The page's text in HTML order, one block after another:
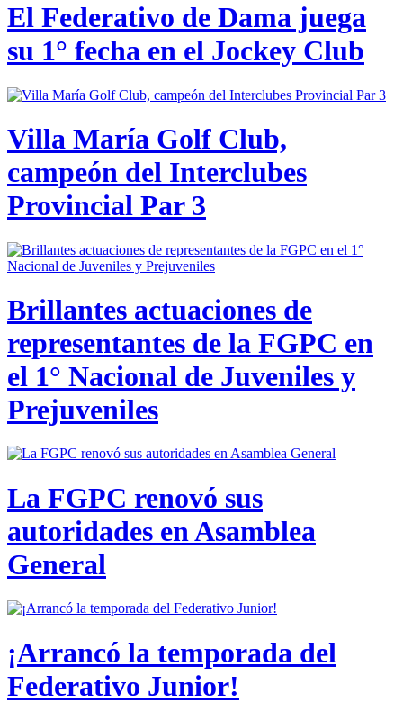
El Federativo de Dama juega
su 1° fecha en el Jockey Club
Villa María Golf Club,
campeón del Interclubes
Provincial Par 3
Brillantes actuaciones de
representantes de la FGPC en
el 1° Nacional de Juveniles y
Prejuveniles
La FGPC renovó sus
autoridades en Asamblea
General
¡Arrancó la temporada del
Federativo Junior!